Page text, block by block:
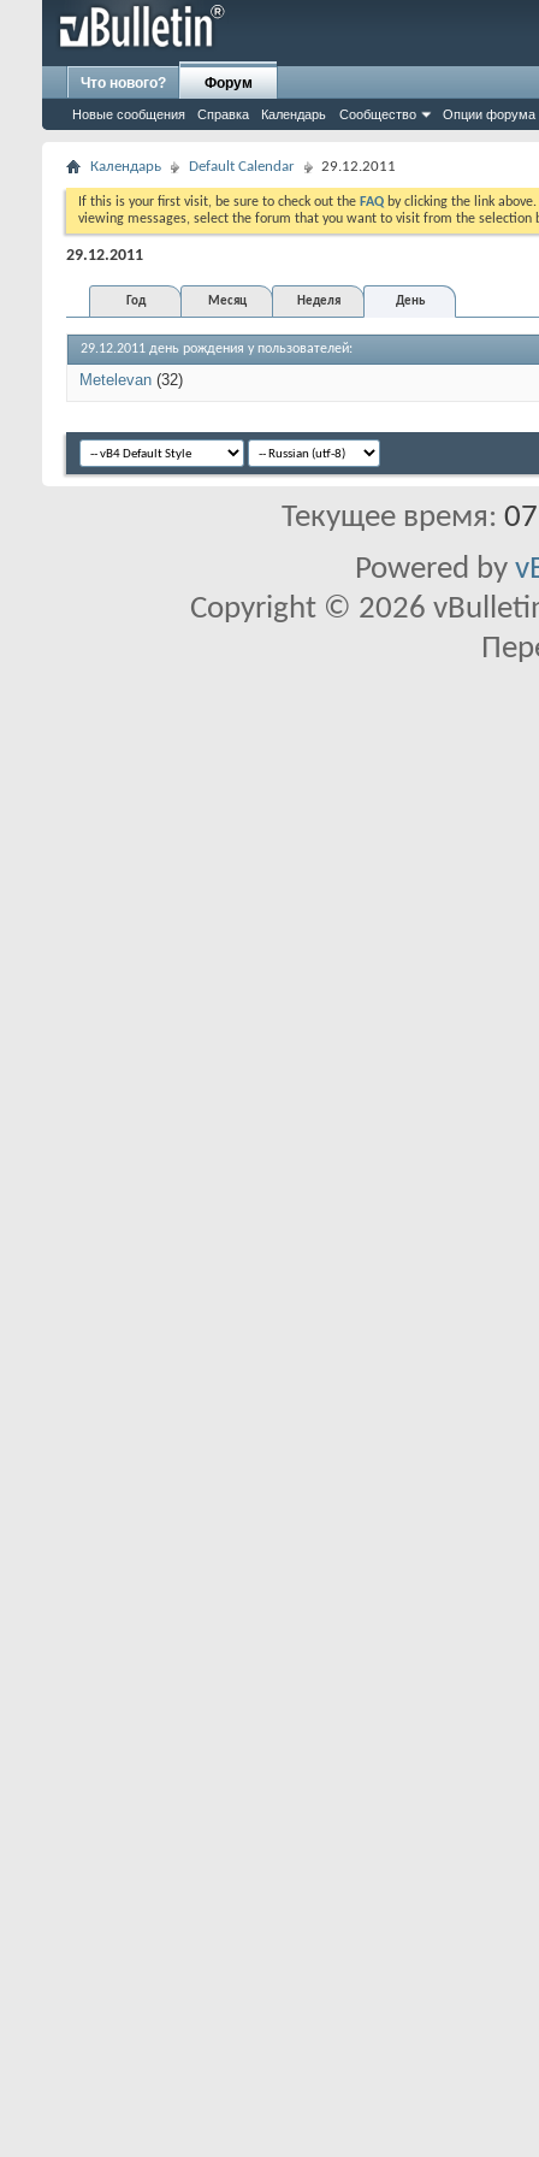
Что нового? Форум
Новые сообщения Справка Календарь Сообщество Опции форума
Календарь Default Calendar 29.12.2011
If this is your first visit, be sure to check out the FAQ by clicking the link
viewing messages, select the forum that you want to visit from the selection
29.12.2011
Год Месяц Неделя День
29.12.2011 день рождения у пользователей:
Metelevan (32)
Текущее время:
Powered by
Copyright © 2026